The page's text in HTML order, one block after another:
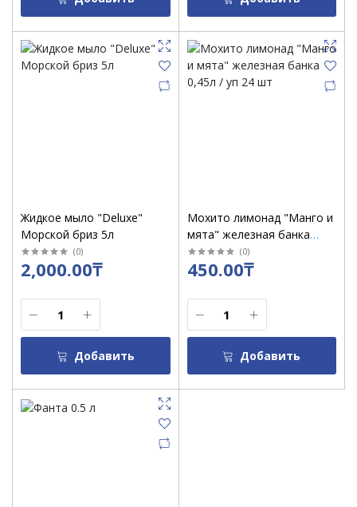
Жидкое мыло "Deluxe"
Морской бриз 5л
(0)
2,000.00₸
Добавить
Мохито лимонад "Манго и
мята" железная банка
0,45л / уп 24 шт
(0)
450.00₸
Добавить